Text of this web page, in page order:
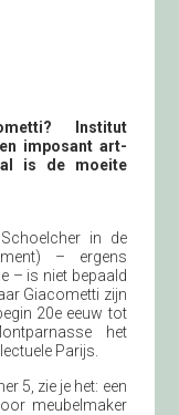
Institut
imposant art-
is de moeite
in de
– ergens
– is niet bepaald
Giacometti zijn
20e eeuw tot
het
Parijs.
5, zie je het: een
meubelmaker